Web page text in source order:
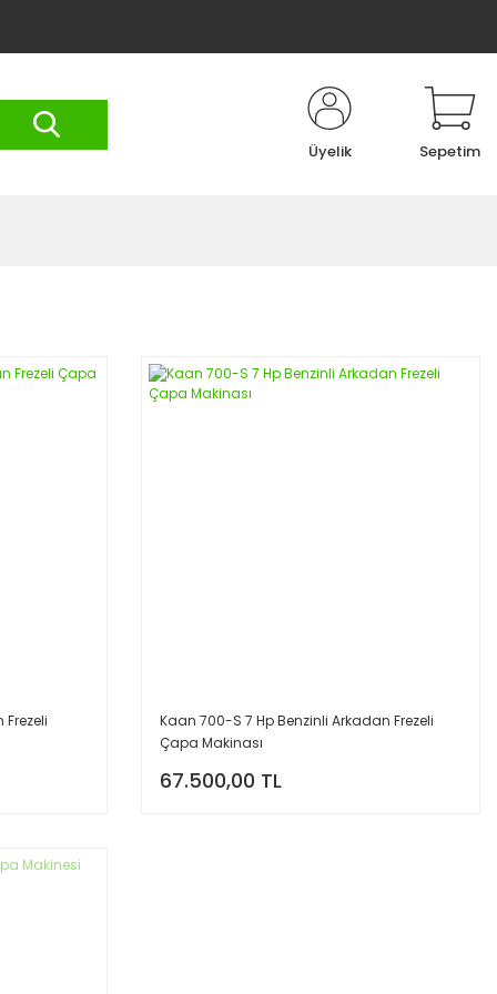
Üyelik Sepetim
Frezeli
Kaan 700-S 7 Hp Benzinli Arkadan Frezeli
Çapa Makinası
67.500,00 TL